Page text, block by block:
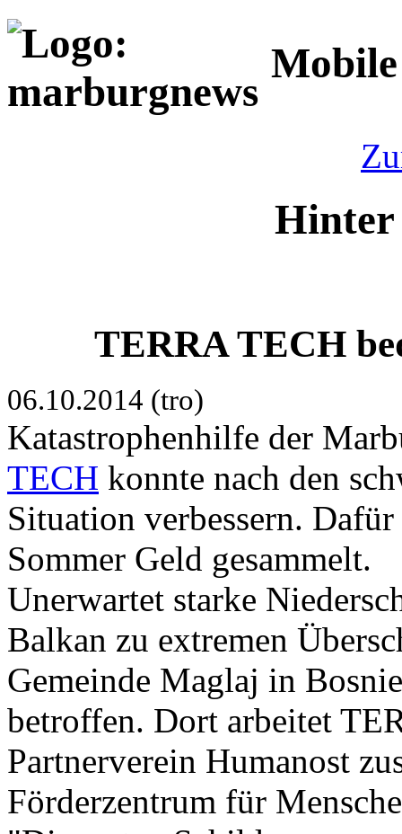
Hinter
TERRA TECH
06.10.2014 (tro)
Katastrophenhilfe der
TECH konnte nach den
Situation verbessern.
Sommer Geld gesammelt.
Unerwartet starke
Balkan zu extremen
Gemeinde Maglaj in
betroffen. Dort arbeitet
Partnerverein Humanost
Förderzentrum für